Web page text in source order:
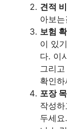
견적
아보
보험
이 있
다. 이
그리
확인하
포장
작성
두세